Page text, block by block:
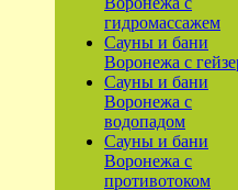
гидромассажем
Сауны и бани
Воронежа с
Сауны и бани
Воронежа с
водопадом
Сауны и бани
Воронежа с
противотоком